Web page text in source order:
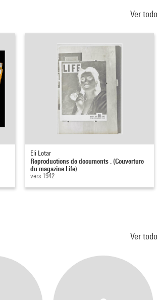
Ver todo
Eli Lotar
Reproductions de documents . (Couverture
du magazine Life)
vers 1942
Ver todo